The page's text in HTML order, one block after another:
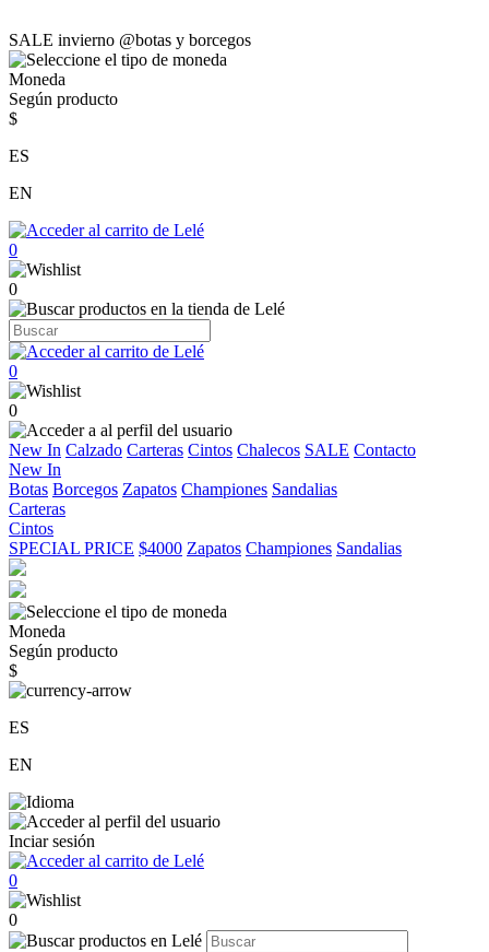
SALE invierno @botas y borcegos
Moneda
Según producto
$
ES
EN
0
0
0
0
New In Calzado Carteras Cintos Chalecos SALE Contacto
New In
Botas Borcegos Zapatos Championes Sandalias
Carteras
Cintos
SPECIAL PRICE $4000 Zapatos Championes Sandalias
Moneda
Según producto
$
ES
EN
Inciar sesión
0
0